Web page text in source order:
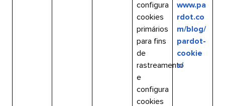
configura
cookies
primários
para fins
de
rastreamento
e
configura
cookies
www.pa
rdot.co
m/blog/
pardot-
cookie
s/​​